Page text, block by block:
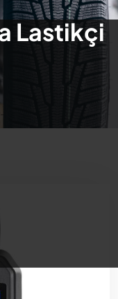
Lastikçi